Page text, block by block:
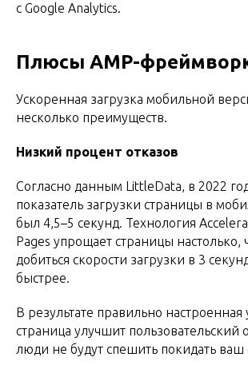
с Google Analytics.
Плюсы AMP-
Ускоренная загрузка мобильной
несколько преимуществ.
Низкий процент отказов
Согласно данным LittleData, в 2022
показатель загрузки страницы в
был 4,5–5 секунд. Технология
Pages упрощает страницы настолько,
добиться скорости загрузки в 3
быстрее.
В результате правильно настроенная
страница улучшит пользовательский
люди не будут спешить покидать ваш